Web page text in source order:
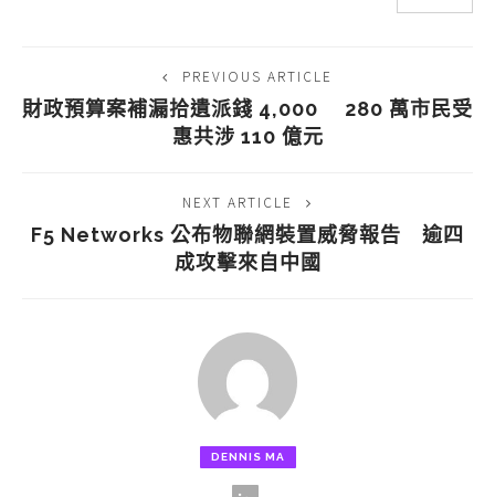
PREVIOUS ARTICLE
財政預算案補漏拾遺派錢 4,000 280 萬市民受
惠共涉 110 億元
NEXT ARTICLE
F5 Networks 公布物聯網裝置威脅報告 逾四
成攻擊來自中國
DENNIS MA